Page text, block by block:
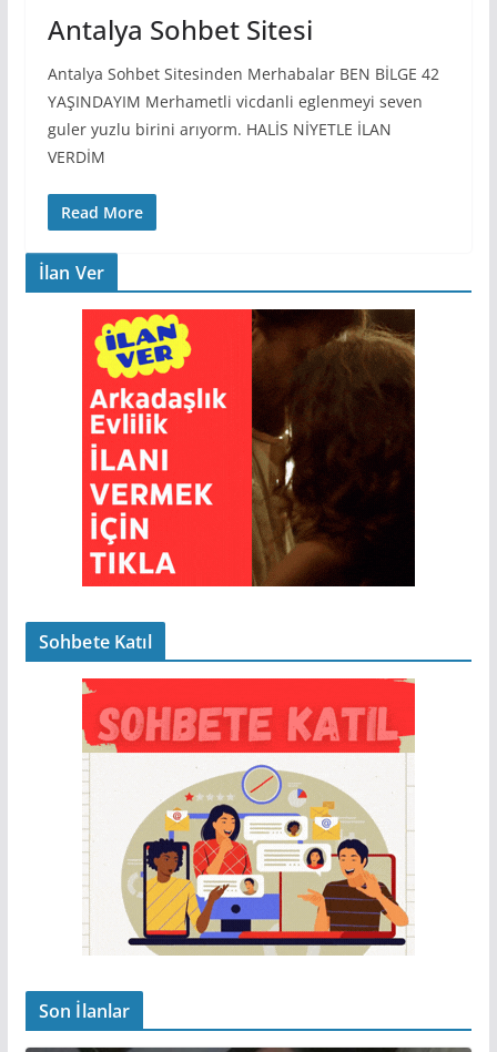
Antalya Sohbet Sitesi
Antalya Sohbet Sitesinden Merhabalar BEN BİLGE 42
YAŞINDAYIM Merhametli vicdanli eglenmeyi seven
guler yuzlu birini arıyorm. HALİS NİYETLE İLAN
VERDİM
Read More
İlan Ver
Sohbete Katıl
Son İlanlar